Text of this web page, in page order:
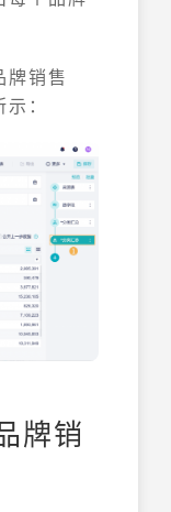
牌销售
：
牌销